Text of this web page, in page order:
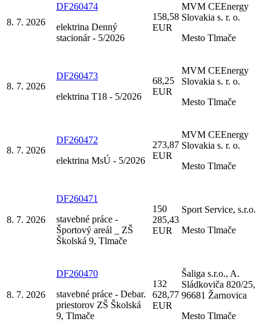
8. 7. 2026
DF260474
elektrina Denný
stacionár - 5/2026
158,58
EUR
MVM CEEnergy
Slovakia s. r. o.
Mesto Tlmače
8. 7. 2026
DF260473
elektrina T18 - 5/2026
68,25
EUR
MVM CEEnergy
Slovakia s. r. o.
Mesto Tlmače
8. 7. 2026
DF260472
elektrina MsÚ - 5/2026
273,87
EUR
MVM CEEnergy
Slovakia s. r. o.
Mesto Tlmače
8. 7. 2026
DF260471
stavebné práce -
Športový areál _ ZŠ
Školská 9, Tlmače
150
285,43
EUR
Sport Service, s.r.o.
Mesto Tlmače
8. 7. 2026
DF260470
stavebné práce - Debar.
priestorov ZŠ Školská
9, Tlmače
132
628,77
EUR
Šaliga s.r.o., A.
Sládkoviča 820/25,
96681 Žarnovica
Mesto Tlmače